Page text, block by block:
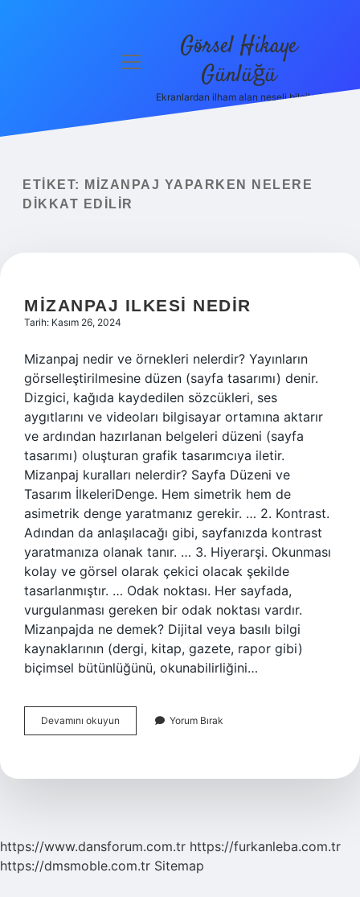
Yasal Uyarı
menüyü
Görsel Hikaye
Günlüğü
Ekranlardan ilham alan neşeli bilgiler!
ETIKET:
MIZANPAJ YAPARKEN NELERE
DIKKAT EDILIR
MIZANPAJ ILKESI NEDIR
Tarih: Kasım 26, 2024
Mizanpaj nedir ve örnekleri nelerdir? Yayınların
görselleştirilmesine düzen (sayfa tasarımı) denir.
Dizgici, kağıda kaydedilen sözcükleri, ses
aygıtlarını ve videoları bilgisayar ortamına aktarır
ve ardından hazırlanan belgeleri düzeni (sayfa
tasarımı) oluşturan grafik tasarımcıya iletir.
Mizanpaj kuralları nelerdir? Sayfa Düzeni ve
Tasarım İlkeleriDenge. Hem simetrik hem de
asimetrik denge yaratmanız gerekir. … 2. Kontrast.
Adından da anlaşılacağı gibi, sayfanızda kontrast
yaratmanıza olanak tanır. … 3. Hiyerarşi. Okunması
kolay ve görsel olarak çekici olacak şekilde
tasarlanmıştır. … Odak noktası. Her sayfada,
vurgulanması gereken bir odak noktası vardır.
Mizanpajda ne demek? Dijital veya basılı bilgi
kaynaklarının (dergi, kitap, gazete, rapor gibi)
biçimsel bütünlüğünü, okunabilirliğini…
Devamını okuyun Mizanpaj
Ilkesi
Yorum Bırak
https://www.dansforum.com.tr https://furkanleba.com.tr
https://dmsmoble.com.tr Sitemap